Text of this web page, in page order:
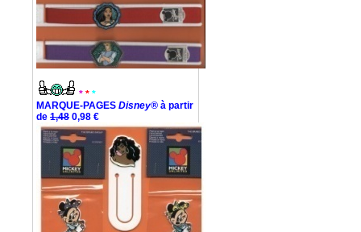
* * *
MARQUE-PAGES Disney® à partir
de 1,48 0,98 €